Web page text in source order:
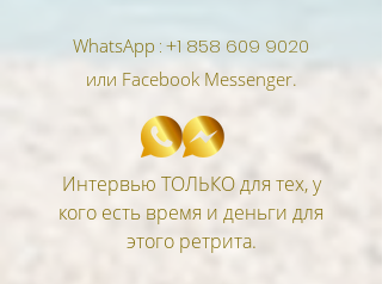
WhatsApp :+1 858 609 9020
или Facebook Messenger.
Интервью ТОЛЬКО для тех, у
кого есть время и деньги для
этого ретрита.